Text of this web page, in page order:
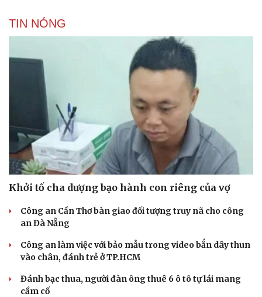
TIN NÓNG
Khởi tố cha dượng bạo hành con riêng của vợ
Công an Cần Thơ bàn giao đối tượng truy nã cho công
an Đà Nẵng
Công an làm việc với bảo mẫu trong video bắn dây thun
vào chân, đánh trẻ ở TP.HCM
Đánh bạc thua, người đàn ông thuê 6 ô tô tự lái mang
cầm cố